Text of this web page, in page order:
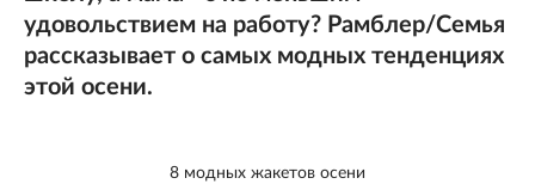
удовольствием на работу? Рамблер/Семья
рассказывает о самых модных тенденциях
этой осени.
8 модных жакетов осени